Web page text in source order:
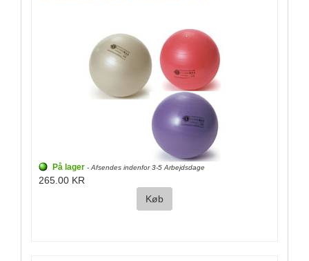
På lager - Afsendes indenfor 3-5 Arbejdsdage
265.00 KR
Køb